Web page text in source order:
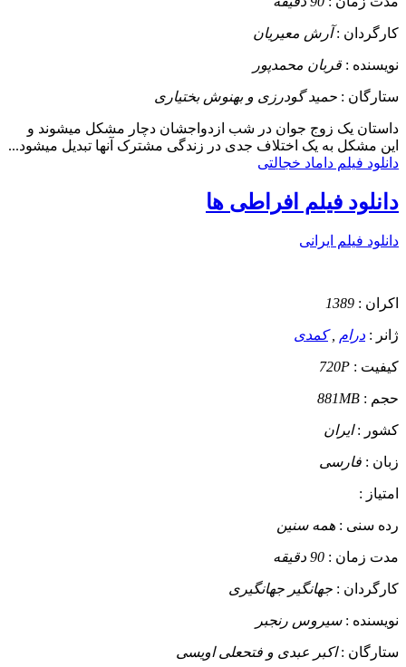
کارگردان :آرش معیریان
نویسنده : قربان محمدپور
ستارگان : حمید گودرزی و بهنوش بختیاری
داستان یک زوج جوان در شب ازدواجشان دچار مشکل میشوند و
این مشکل به یک اختلاف جدی در زندگی مشترک آنها تبدیل میشود...
دانلود فیلم داماد خجالتی
دانلود فیلم افراطی ها
دانلود فیلم ایرانی
اکران : 1389
ژانر : درام ,کمدی
کیفیت : 720P
حجم : 881MB
کشور :ایران
زبان : فارسی
امتیاز :
رده سنی : همه سنین
مدت زمان : 90 دقیقه
کارگردان : جهانگیر جهانگیری
نویسنده :سیروس رنجبر
ستارگان :اکبر عبدی و فتحعلی اویسی